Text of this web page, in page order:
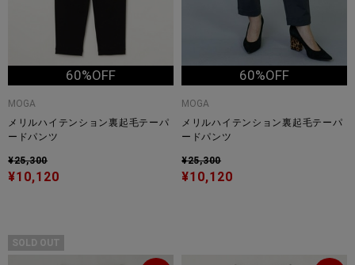
60%OFF
MOGA
メリルハイテンション裏起毛テーパ
ードパンツ
¥25,300
¥10,120
60%OFF
MOGA
メリルハイテンション裏起毛テーパ
ードパンツ
¥25,300
¥10,120
SOLD OUT